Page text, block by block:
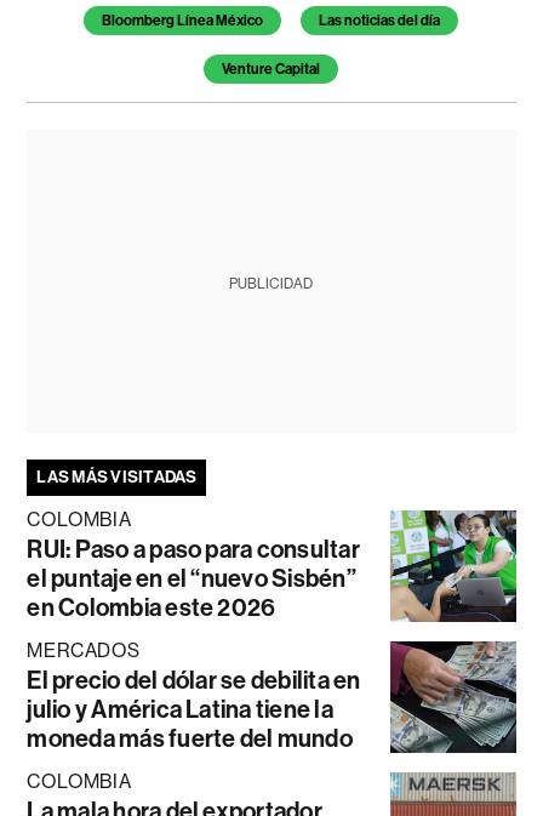
Bloomberg Línea México Las noticias del día
Venture Capital
PUBLICIDAD
LAS MÁS VISITADAS
COLOMBIA
RUI: Paso a paso para consultar
el puntaje en el “nuevo Sisbén”
en Colombia este 2026
MERCADOS
El precio del dólar se debilita en
julio y América Latina tiene la
moneda más fuerte del mundo
COLOMBIA